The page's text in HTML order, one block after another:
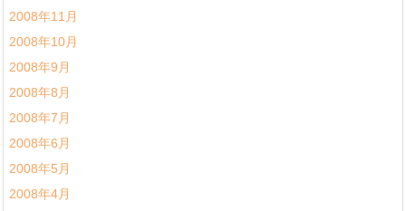
2008年11月
2008年10月
2008年9月
2008年8月
2008年7月
2008年6月
2008年5月
2008年4月